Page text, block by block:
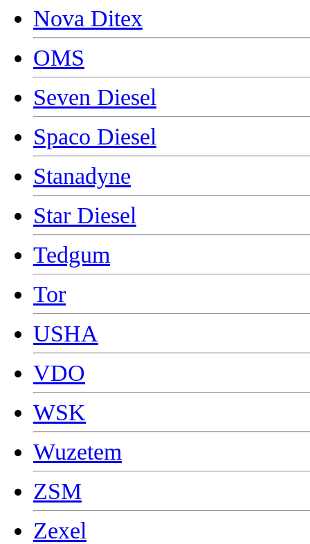
Nova Ditex
OMS
Seven Diesel
Spaco Diesel
Stanadyne
Star Diesel
Tedgum
Tor
USHA
VDO
WSK
Wuzetem
ZSM
Zexel